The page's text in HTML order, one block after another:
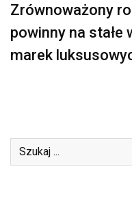
Zrównoważony
powinny na
marek